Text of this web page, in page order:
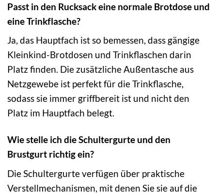
Passt in den Rucksack eine normale Brotdose und
eine Trinkflasche?
Ja, das Hauptfach ist so bemessen, dass gängige
Kleinkind-Brotdosen und Trinkflaschen darin
Platz finden. Die zusätzliche Außentasche aus
Netzgewebe ist perfekt für die Trinkflasche,
sodass sie immer griffbereit ist und nicht den
Platz im Hauptfach belegt.
Wie stelle ich die Schultergurte und den
Brustgurt richtig ein?
Die Schultergurte verfügen über praktische
Verstellmechanismen, mit denen Sie sie auf die